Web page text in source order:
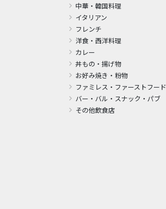
中華・韓国料理
イタリアン
フレンチ
洋食・西洋料理
カレー
丼もの・揚げ物
お好み焼き・粉物
ファミレス・ファーストフード
バー・バル・スナック・パブ
その他飲食店